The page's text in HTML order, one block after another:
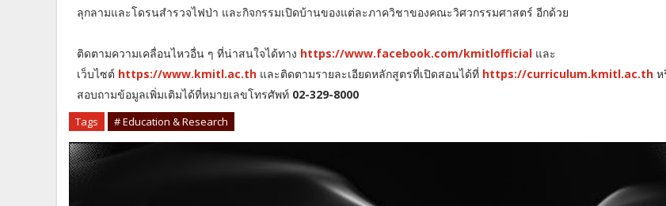
ลุกลามและโดรนสำรวจไฟป่า และกิจกรรมเปิดบ้านของแต่ละภาควิชาของคณะวิศวกรรมศาสตร์ อีกด้วย
ติดตามความเคลื่อนไหวอื่น ๆ ที่น่าสนใจได้ทาง https://www.facebook.com/kmitlofficial และ
เว็บไซต์ https://www.kmitl.ac.th และติดตามรายละเอียดหลักสูตรที่เปิดสอนได้ที่ https://curriculum.kmitl.ac.th ห
สอบถามข้อมูลเพิ่มเติมได้ที่หมายเลขโทรศัพท์ 02-329-8000
Tags # Education & Research